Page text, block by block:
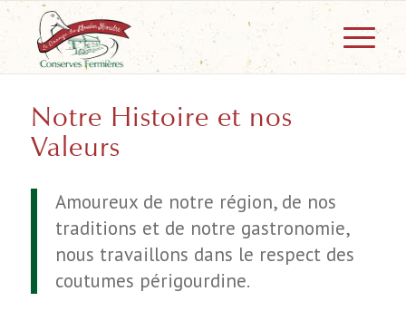
Notre Histoire et nos
Valeurs
Amoureux de notre région, de nos
traditions et de notre gastronomie,
nous travaillons dans le respect des
coutumes périgourdine.